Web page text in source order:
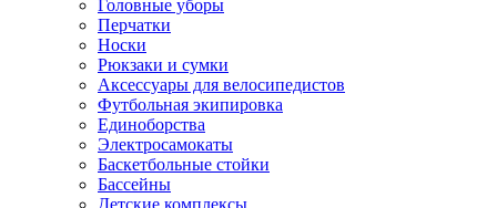
Головные уборы
Перчатки
Носки
Рюкзаки и сумки
Аксессуары для велосипедистов
Футбольная экипировка
Единоборства
Электросамокаты
Баскетбольные стойки
Бассейны
Детские комплексы